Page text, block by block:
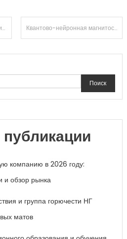
Квантово-нейронная магнитостатика притяжения: диссипативная структура обучения навыкам в открытых системах
Поиск
компанию в 2026 году:
и обзор рынка
и группа горючести НГ
матов